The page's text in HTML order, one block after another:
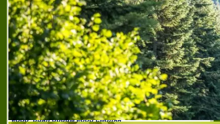
имоти за продажба в девин,изгодни имоти за
продажба в пампорово,изгодни имоти за продажба в
родопите,изгодни имоти за продажба в смолян,
имоти за продажба в област смолян ,имоти за
продажба в чепеларе,посредник при сделка с имот
девин,посредник при сделка с имот пампорово,
посредник при сделка с имот родопите,посредник
при сделка с имот смолян,посредник при сделка с
имот чепеларе,препоръчан брокер пампорово,
препоръчан брокер родопите,препоръчан брокер
смолян,препоръчана агенция за имоти девин,
препоръчана агенция за имоти пампорово,
препоръчана агенция за имоти родопите,
препоръчана агенция за имоти смолян,препоръчана
агенция за имоти чепеларе,риал дрийм ,риал дрийм
еоод,риал дрийм еоод смолян